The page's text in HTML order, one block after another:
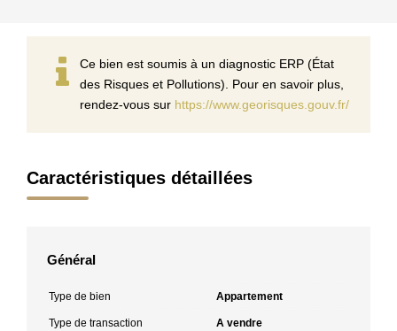
Ce bien est soumis à un diagnostic ERP (État
des Risques et Pollutions). Pour en savoir plus,
rendez-vous sur https://www.georisques.gouv.fr/
Caractéristiques détaillées
Général
Type de bien Appartement
Type de transaction A vendre